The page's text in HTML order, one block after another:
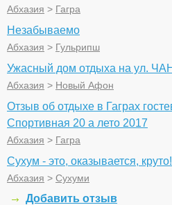
Абхазия > Гагра
Незабываемо
Абхазия > Гульрипш
Ужасный дом отдыха на ул.
Абхазия > Новый Афон
Отзыв об отдыхе в Гаграх
Спортивная 20 а лето 2017
Абхазия > Гагра
Сухум - это, оказывается, круто!
Абхазия > Сухуми
Добавить отзыв